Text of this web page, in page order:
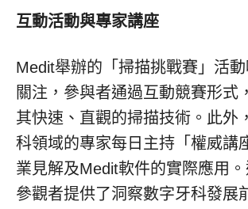
互動活動與專家講座
Medit舉辦的「掃描挑戰賽」活
關注，參與者通過互動競賽形式
其快速、直觀的掃描技術。此外
科領域的專家每日主持「權威講
業見解及Medit軟件的實際應用
參觀者提供了洞察數字牙科發展